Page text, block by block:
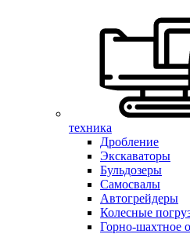
техника
Дробление
Экскаваторы
Бульдозеры
Самосвалы
Автогрейдеры
Колесные
Горно-шахтное